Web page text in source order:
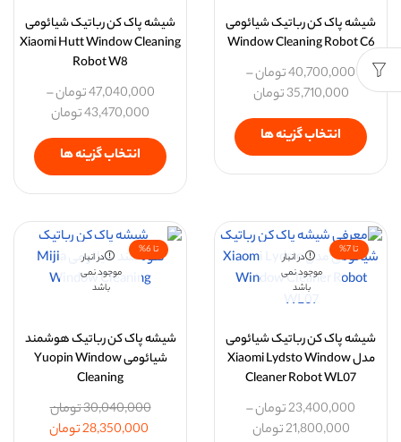
شیشه پاک کن رباتیک شیائومی
Window Cleaning Robot C6
40,700,000تومان–
35,710,000تومان
انتخاب گزینه ها
شیشه پاک کن رباتیک شیائومی
Xiaomi Hutt Window Cleaning
Robot W8
47,040,000تومان–
43,470,000تومان
انتخاب گزینه ها
تا 7%
در انبار
موجود نمی
باشد
شیشه پاک کن رباتیک شیائومی
مدل Xiaomi Lydsto Window
Cleaner Robot WL07
23,400,000تومان–
21,800,000تومان
تا 6%
در انبار
موجود نمی
باشد
شیشه پاک کن رباتیک هوشمند
شیائومی Yuopin Window
Cleaning
30,040,000تومان
28,350,000تومان